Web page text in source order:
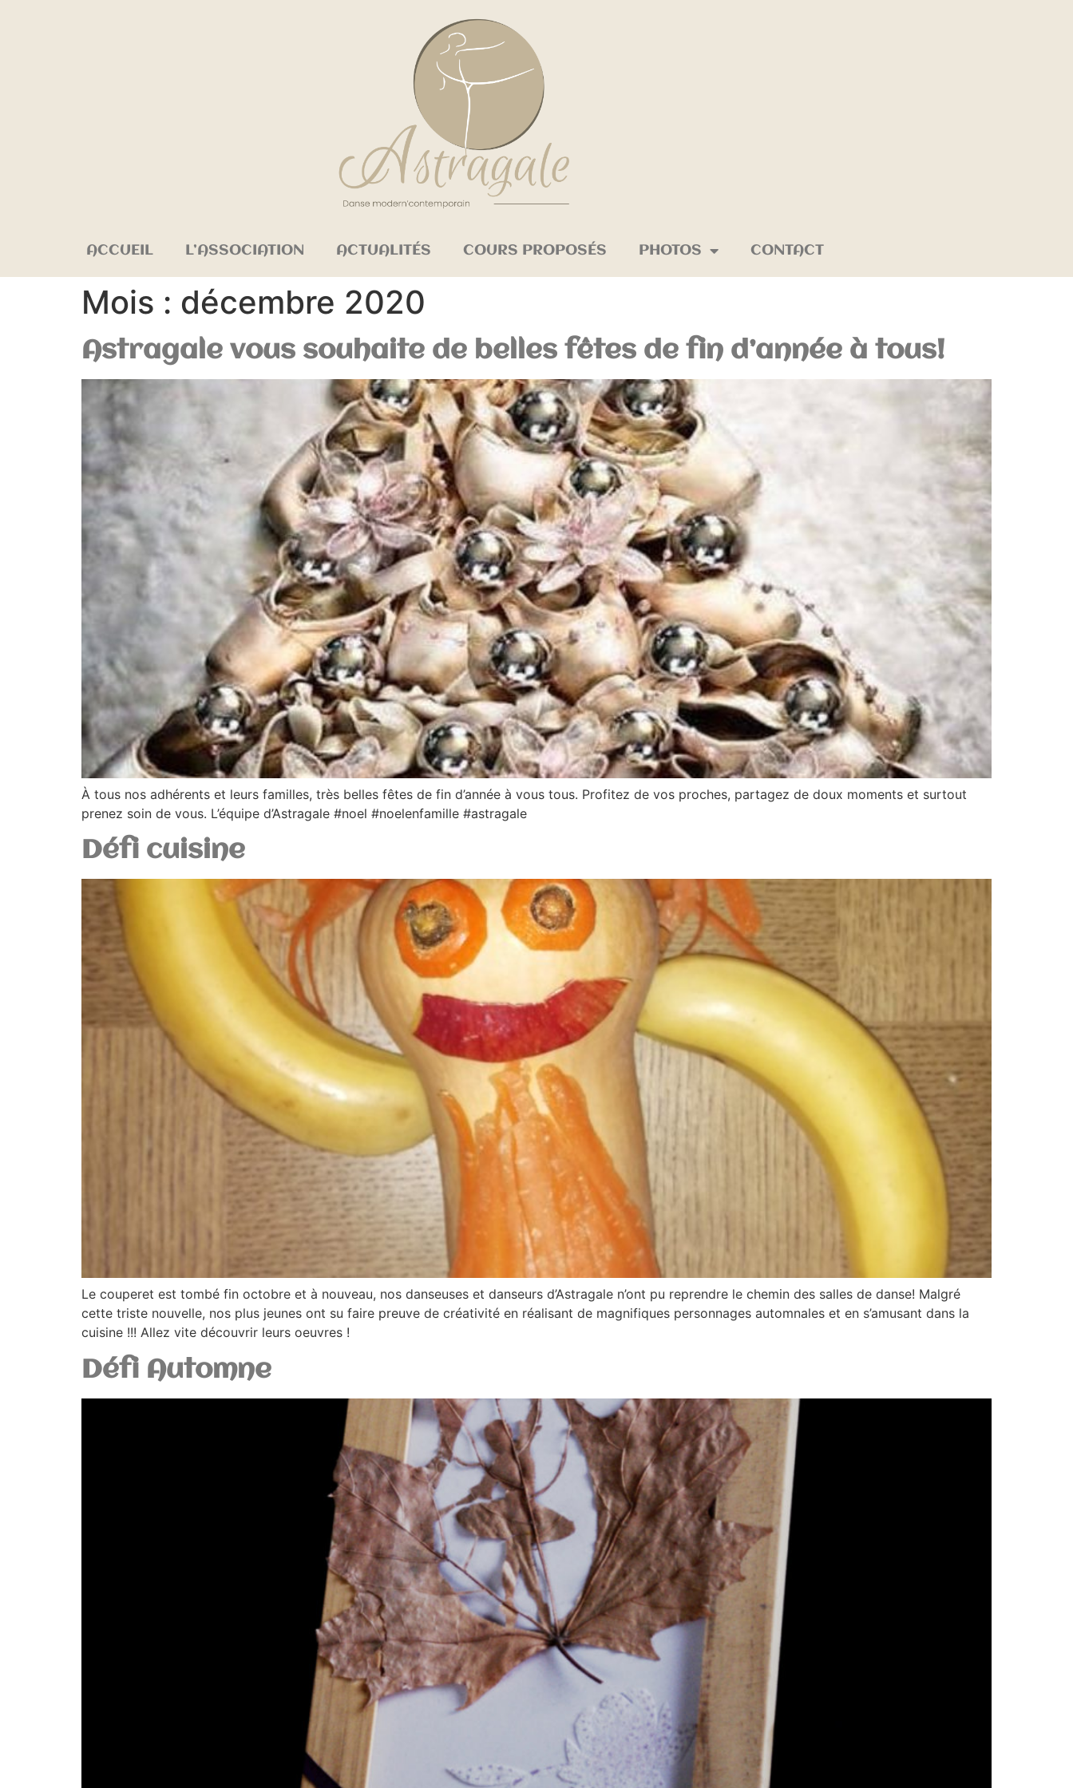
ACCUEIL L’ASSOCIATION ACTUALITÉS COURS PROPOSÉS PHOTOS CONTACT
Mois : décembre 2020
Astragale vous souhaite de belles fêtes de fin d’année à tous!
À tous nos adhérents et leurs familles, très belles fêtes de fin d’année à vous tous. Profitez de vos proches, partagez de doux moments et surtout
prenez soin de vous. L’équipe d’Astragale #noel #noelenfamille #astragale
Défi cuisine
Le couperet est tombé fin octobre et à nouveau, nos danseuses et danseurs d’Astragale n’ont pu reprendre le chemin des salles de danse! Malgré
cette triste nouvelle, nos plus jeunes ont su faire preuve de créativité en réalisant de magnifiques personnages automnales et en s’amusant dans la
cuisine !!! Allez vite découvrir leurs oeuvres !
Défi Automne